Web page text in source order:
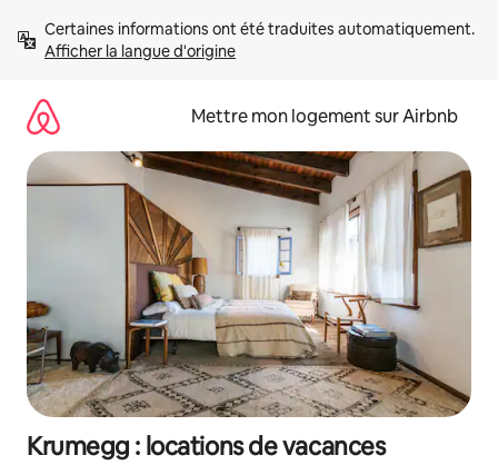
directement
Afficher la langue d'origine
Mettre mon logement sur Airbnb
Krumegg : locations de vacances